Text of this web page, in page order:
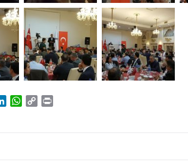
LinkedInWhatsApp
Copy